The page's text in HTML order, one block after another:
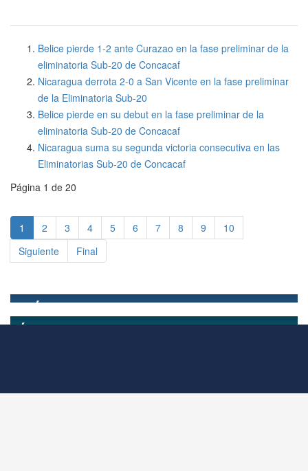
Belice pierde 1-2 ante Curazao en la fase preliminar de la
eliminatoria Sub-20 de Concacaf
Nicaragua derrota 2-0 a San Vicente en la fase preliminar
de la Eliminatoria Sub-20
Belice pierde en su debut en la fase preliminar de la
eliminatoria Sub-20 de Concacaf
Nicaragua suma su segunda victoria consecutiva en las
Eliminatorias Sub-20 de Concacaf
Página 1 de 20
1 2 3 4 5 6 7 8 9
10
Siguiente
Final